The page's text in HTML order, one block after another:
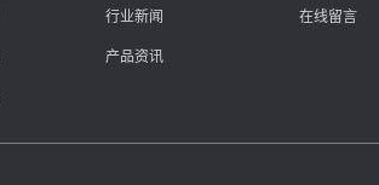
行业新闻
产品资讯
在线留言